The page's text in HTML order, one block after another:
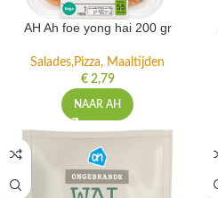
AH Ah foe yong hai 200 gr
Salades,Pizza, Maaltijden
€2,79
NAAR AH